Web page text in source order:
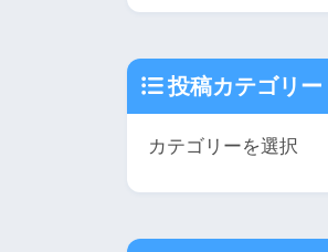
投稿カテゴリー